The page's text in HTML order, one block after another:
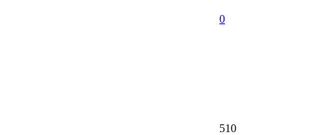
0
510